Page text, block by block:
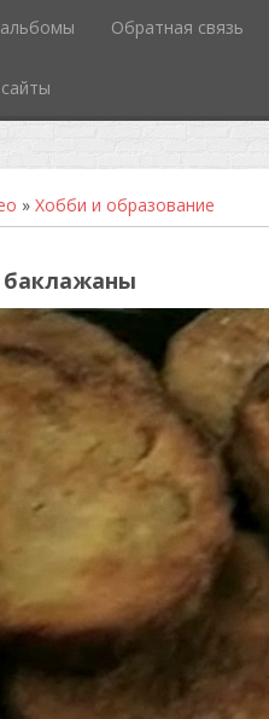
Обратная связь
» Хобби и образование